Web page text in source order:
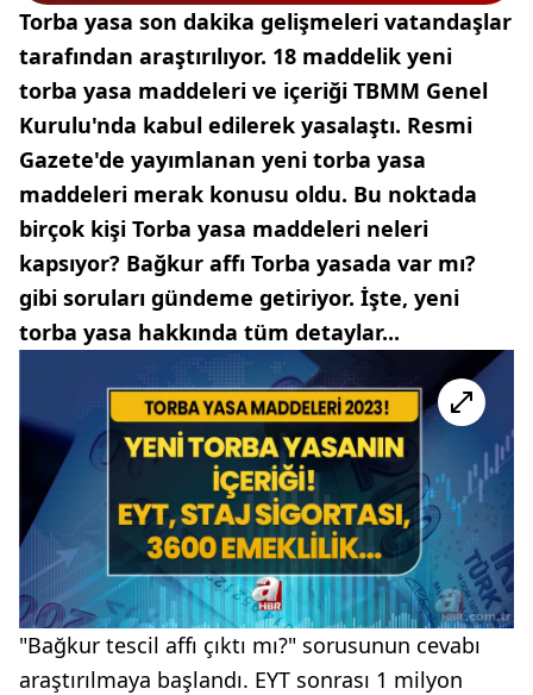
Torba yasa son dakika gelişmeleri vatandaşlar
tarafından araştırılıyor. 18 maddelik yeni
torba yasa maddeleri ve içeriği TBMM Genel
Kurulu'nda kabul edilerek yasalaştı. Resmi
Gazete'de yayımlanan yeni torba yasa
maddeleri merak konusu oldu. Bu noktada
birçok kişi Torba yasa maddeleri neleri
kapsıyor? Bağkur affı Torba yasada var mı?
gibi soruları gündeme getiriyor. İşte, yeni
torba yasa hakkında tüm detaylar...
"Bağkur tescil affı çıktı mı?" sorusunun cevabı
araştırılmaya başlandı. EYT sonrası 1 milyon